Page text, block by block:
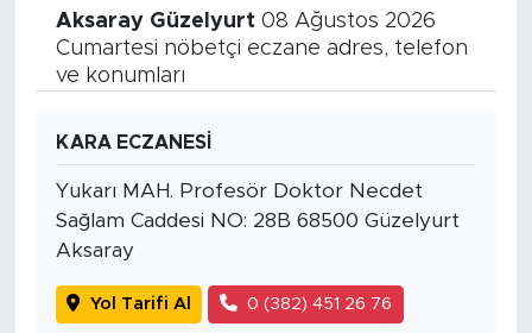
Aksaray Güzelyurt08 Ağustos 2026
Cumartesi nöbetçi eczane adres, telefon
ve konumları
KARA ECZANESİ
Yukarı MAH. Profesör Doktor Necdet
Sağlam Caddesi NO: 28B 68500 Güzelyurt
Aksaray
Yol Tarifi Al 0 (382) 451 26 76